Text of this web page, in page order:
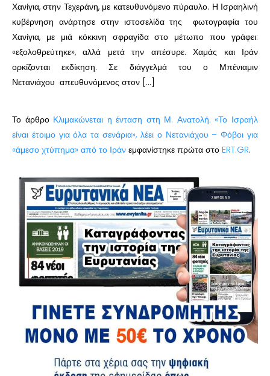
Χανίγια, στην Τεχεράνη, με κατευθυνόμενο πύραυλο. Η Ισραηλινή
κυβέρνηση ανάρτησε στην ιστοσελίδα της φωτογραφία του
Χανίγια, με μιά κόκκινη σφραγίδα στο μέτωπο που γράφει:
«εξολοθρεύτηκε», αλλά μετά την απέσυρε. Χαμάς και Ιράν
ορκίζονται εκδίκηση. Σε διάγγελμά του ο Μπένιαμιν
Νετανιάχου απευθυνόμενος στον […]
Το άρθρο Κλιμακώνεται η ένταση στη Μ. Ανατολή: «Το Ισραήλ
είναι έτοιμο για όλα τα σενάρια», λέει ο Νετανιάχου – Φόβοι για
«άμεσο χτύπημα» από το Ιράν εμφανίστηκε πρώτα στο ERT.GR.